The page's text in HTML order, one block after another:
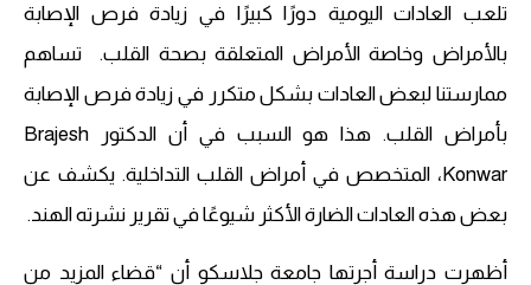
تلعب العادات اليومية دورًا كبيرًا في زيادة فرص الإصابة
بالأمراض وخاصة الأمراض المتعلقة بصحة القلب. تساهم
ممارستنا لبعض العادات بشكل متكرر في زيادة فرص الإصابة
بأمراض القلب. هذا هو السبب في أن الدكتور Brajesh
Konwar، المتخصص في أمراض القلب التداخلية. يكشف عن
بعض هذه العادات الضارة الأكثر شيوعًا في تقرير نشرته الهند.
أظهرت دراسة أجرتها جامعة جلاسكو أن “قضاء المزيد من